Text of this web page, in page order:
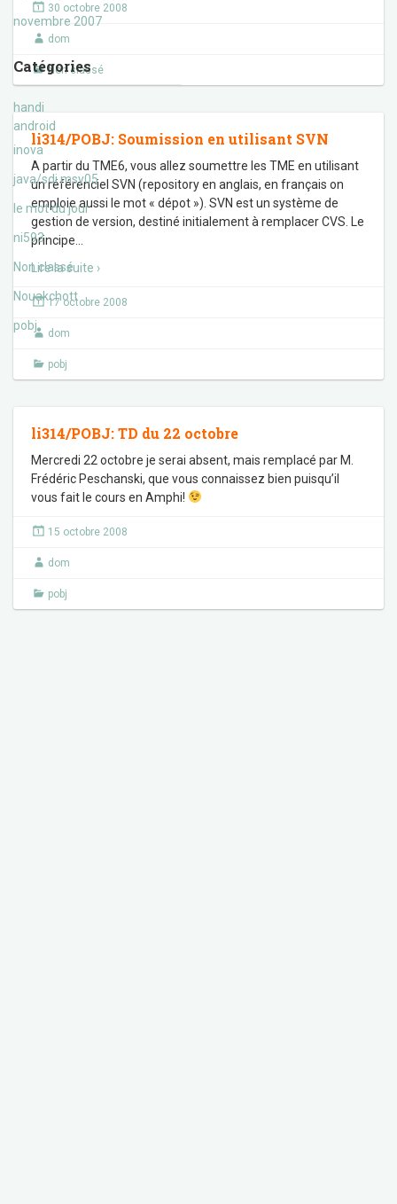
novembre 2007
Catégories
handi
android
inova
java/sdi msy05
le mot du jour
ni593
Non classé
Nouakchott
pobj
30 octobre 2008
dom
Non classé
li314/POBJ: Soumission en utilisant SVN
A partir du TME6, vous allez soumettre les TME en utilisant
un référenciel SVN (repository en anglais, en français on
emploie aussi le mot « dépot »). SVN est un système de
gestion de version, destiné initialement à remplacer CVS. Le
principe
Lire la suite ›
17 octobre 2008
dom
pobj
li314/POBJ: TD du 22 octobre
Mercredi 22 octobre je serai absent, mais remplacé par M.
Frédéric Peschanski, que vous connaissez bien puisqu’il
vous fait le cours en Amphi!
15 octobre 2008
dom
pobj